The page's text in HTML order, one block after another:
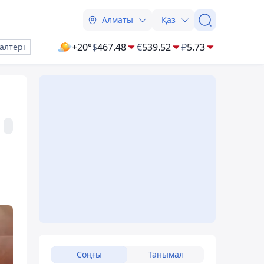
Алматы Қаз
+20°$467.48 €539.52 ₽5.73
Соңғы Танымал